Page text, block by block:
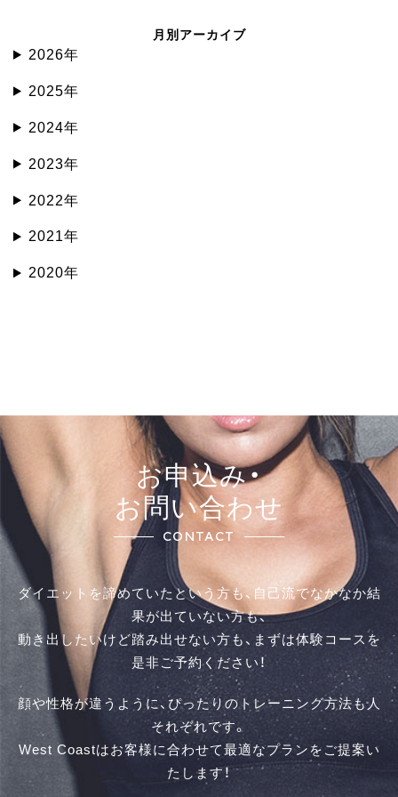
月別アーカイブ
2026年
2025年
2024年
2023年
2022年
2021年
2020年
お申込み・
お問い合わせ
CONTACT
ダイエットを諦めていたという方も、自己流でなかなか結
果が出ていない方も、
動き出したいけど踏み出せない方も、まずは体験コースを
是⾮ご予約ください！
顔や性格が違うように、ぴったりのトレーニング方法も人
それぞれです。
West Coastはお客様に合わせて最適なプランをご提案い
たします！